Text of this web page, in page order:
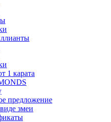
1 карата
предложение
змеи